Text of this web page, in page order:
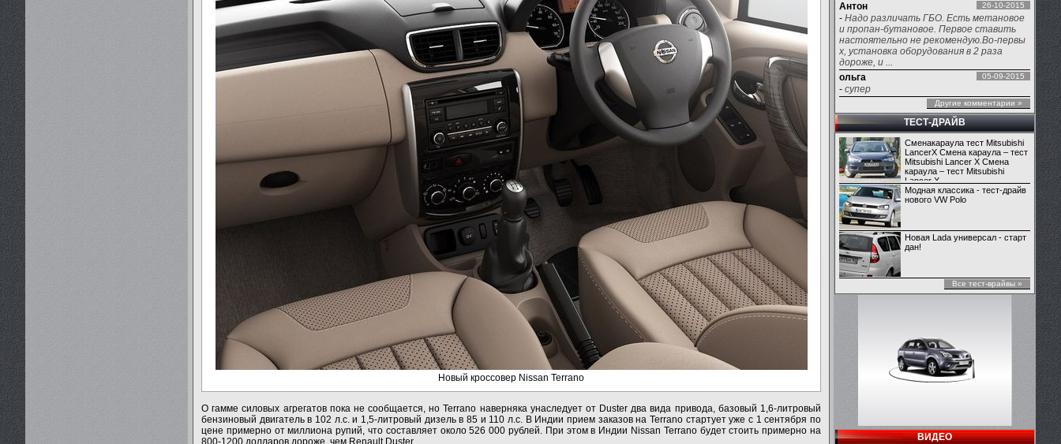
Новый кроссовер Nissan Terrano
О гамме силовых агрегатов пока не сообщается, но Terrano наверняка унаследует от Duster два вида привода, базовый 1,6-литровый
бензиновый двигатель в 102 л.с. и 1,5-литровый дизель в 85 и 110 л.с. В Индии прием заказов на Terrano стартует уже с 1 сентября по
цене примерно от миллиона рупий, что составляет около 526 000 рублей. При этом в Индии Nissan Terrano будет стоить примерно на
800-1200 долларов дороже, чем Renault Duster.
Антон
26-10-2015
- Надо различать ГБО. Есть метановое
и пропан-бутановое. Первое ставить
настоятельно не рекомендую.Во-первы
х, установка оборудования в 2 раза
дороже, и ...
ольга
05-09-2015
- супер
Другие комментарии »
ТЕСТ-ДРАЙВ
Сменакараула тест Mitsubishi
LancerX Смена караула – тест
Mitsubishi Lancer X Смена
караула – тест Mitsubishi
Lancer X
Модная классика - тест-драйв
нового VW Polo
Новая Lada универсал - старт
дан!
Все тест-врайвы »
ВИДЕО